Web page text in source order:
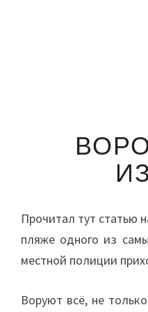
Прочитал тут статью
пляже одного из
местной полиции
Воруют всё, не